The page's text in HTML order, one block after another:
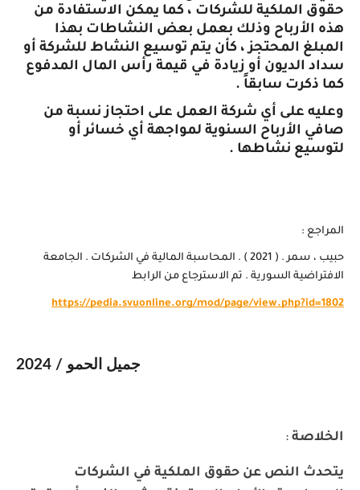
حقوق الملكية للشركات ، كما يمكن الاستفادة من
هذه الأرباح وذلك بعمل بعض النشاطات بهذا
المبلغ المحتجز ، كأن يتم توسيع النشاط للشركة أو
سداد الديون أو زيادة في قيمة رأس المال المدفوع
كما ذكرت سابقاً .
وعليه على أي شركة العمل على احتجاز نسبة من
صافي الأرباح السنوية لمواجهة أي خسائر أو
لتوسيع نشاطها .
المراجع :
حبيب ، سمر . ( 2021 ) . المحاسبة المالية في الشركات . الجامعة
الافتراضية السورية . تم الاسترجاع من الرابط
https://pedia.svuonline.org/mod/page/view.php?id=1802
جميل الحمو / 2024
الخلاصة :
يتحدث النص عن حقوق الملكية في الشركات